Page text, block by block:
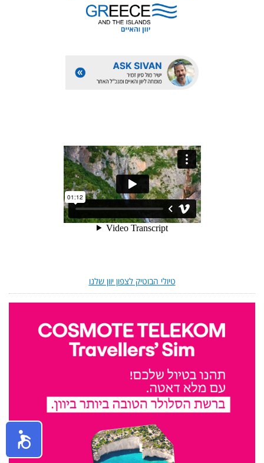
טיולי הבוטיק לצפון יוון שלנו